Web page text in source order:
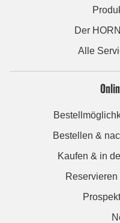
Der
Alle
Bestellen &
Kaufen & in